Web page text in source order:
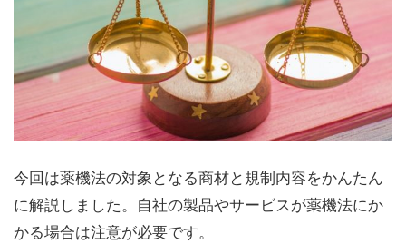
今回は薬機法の対象となる商材と規制内容をかんたん
に解説しました。自社の製品やサービスが薬機法にか
かる場合は注意が必要です。